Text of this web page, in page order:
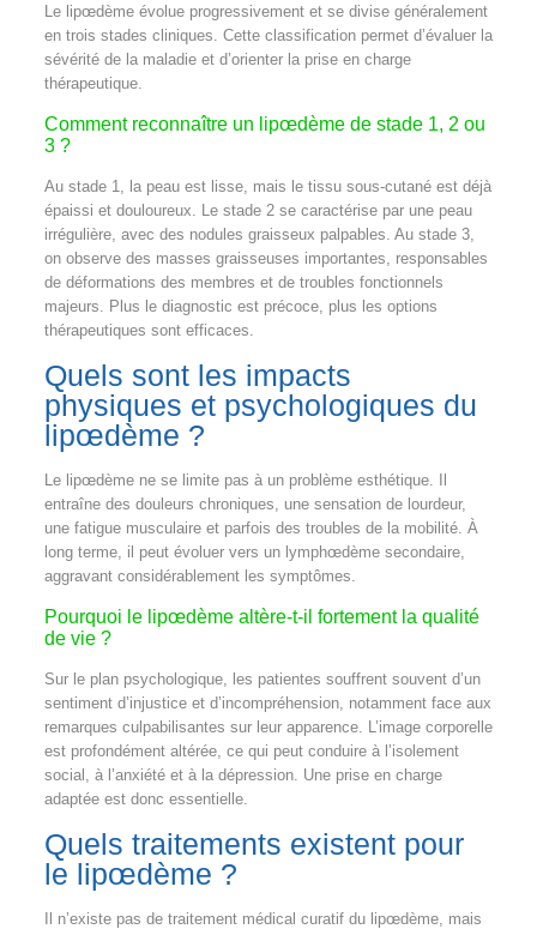
Le lipœdème évolue progressivement et se divise généralement
en trois stades cliniques. Cette classification permet d’évaluer la
sévérité de la maladie et d’orienter la prise en charge
thérapeutique.
Comment reconnaître un lipœdème de stade 1, 2 ou
3 ?
Au stade 1, la peau est lisse, mais le tissu sous-cutané est déjà
épaissi et douloureux. Le stade 2 se caractérise par une peau
irrégulière, avec des nodules graisseux palpables. Au stade 3,
on observe des masses graisseuses importantes, responsables
de déformations des membres et de troubles fonctionnels
majeurs. Plus le diagnostic est précoce, plus les options
thérapeutiques sont efficaces.
Quels sont les impacts
physiques et psychologiques du
lipœdème ?
Le lipœdème ne se limite pas à un problème esthétique. Il
entraîne des douleurs chroniques, une sensation de lourdeur,
une fatigue musculaire et parfois des troubles de la mobilité. À
long terme, il peut évoluer vers un lymphœdème secondaire,
aggravant considérablement les symptômes.
Pourquoi le lipœdème altère-t-il fortement la qualité
de vie ?
Sur le plan psychologique, les patientes souffrent souvent d’un
sentiment d’injustice et d’incompréhension, notamment face aux
remarques culpabilisantes sur leur apparence. L’image corporelle
est profondément altérée, ce qui peut conduire à l’isolement
social, à l’anxiété et à la dépression. Une prise en charge
adaptée est donc essentielle.
Quels traitements existent pour
le lipœdème ?
Il n’existe pas de traitement médical curatif du lipœdème, mais